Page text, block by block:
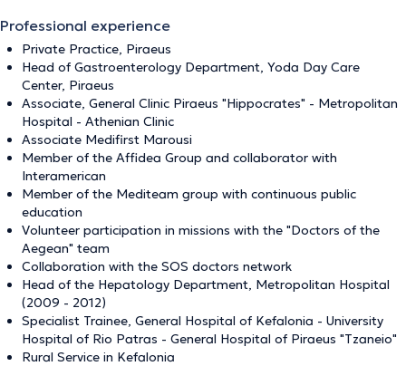
Professional experience
Private Practice, Piraeus
Head of Gastroenterology Department, Yoda Day Care
Center, Piraeus
Associate, General Clinic Piraeus "Hippocrates" - Metropolitan
Hospital - Athenian Clinic
Associate Medifirst Marousi
Member of the Affidea Group and collaborator with
Interamerican
Member of the Mediteam group with continuous public
education
Volunteer participation in missions with the "Doctors of the
Aegean" team
Collaboration with the SOS doctors network
Head of the Hepatology Department, Metropolitan Hospital
(2009 - 2012)
Specialist Trainee, General Hospital of Kefalonia - University
Hospital of Rio Patras - General Hospital of Piraeus "Tzaneio"
Rural Service in Kefalonia